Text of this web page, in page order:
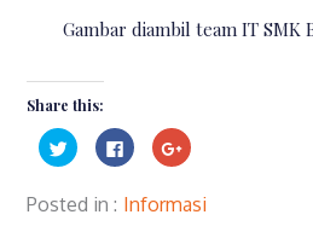
Gambar diambil team IT SMK
Share this:
Click
to
share
Twitter
(Opens
Click
to
share
Facebook
(Opens
Click
to
Google+
(Opens
Posted in Informasi